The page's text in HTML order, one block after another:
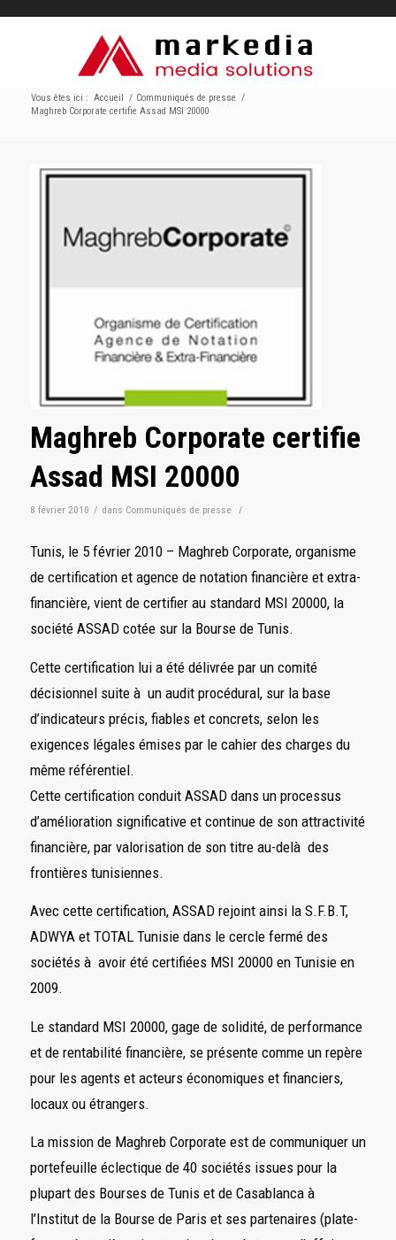
Vous êtes ici : Accueil / Communiqués de presse /
Maghreb Corporate certifie Assad MSI 20000
Maghreb Corporate certifie
Assad MSI 20000
8 février 2010 / dans Communiqués de presse /
Tunis, le 5 février 2010 – Maghreb Corporate, organisme
de certification et agence de notation financière et extra-
financière, vient de certifier au standard MSI 20000, la
société ASSAD cotée sur la Bourse de Tunis.
Cette certification lui a été délivrée par un comité
décisionnel suite à un audit procédural, sur la base
d’indicateurs précis, fiables et concrets, selon les
exigences légales émises par le cahier des charges du
même référentiel.
Cette certification conduit ASSAD dans un processus
d’amélioration significative et continue de son attractivité
financière, par valorisation de son titre au-delà des
frontières tunisiennes.
Avec cette certification, ASSAD rejoint ainsi la S.F.B.T,
ADWYA et TOTAL Tunisie dans le cercle fermé des
sociétés à avoir été certifiées MSI 20000 en Tunisie en
2009.
Le standard MSI 20000, gage de solidité, de performance
et de rentabilité financière, se présente comme un repère
pour les agents et acteurs économiques et financiers,
locaux ou étrangers.
La mission de Maghreb Corporate est de communiquer un
portefeuille éclectique de 40 sociétés issues pour la
plupart des Bourses de Tunis et de Casablanca à
l’Institut de la Bourse de Paris et ses partenaires (plate-